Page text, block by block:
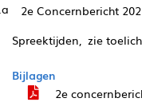
2e Concernbericht
Spreektijden, zie
Bijlagen
2e